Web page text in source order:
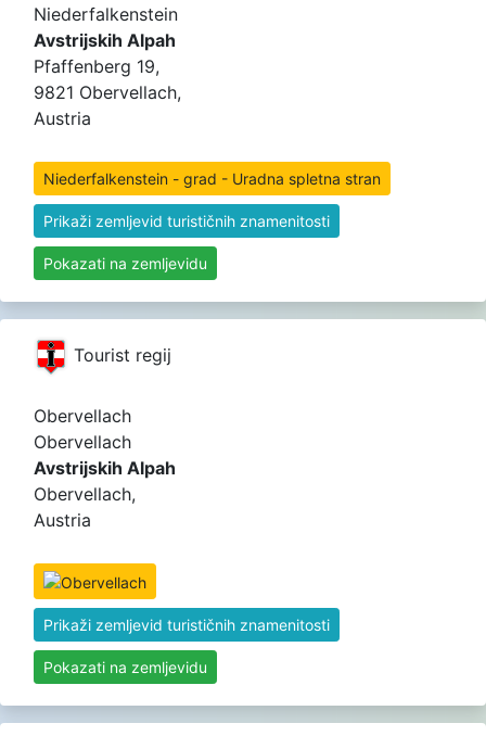
Niederfalkenstein
Avstrijskih Alpah
Pfaffenberg 19,
9821 Obervellach,
Austria
Niederfalkenstein - grad - Uradna spletna stran
Prikaži zemljevid turističnih znamenitosti
Pokazati na zemljevidu
Tourist regij
Obervellach
Obervellach
Avstrijskih Alpah
Obervellach,
Austria
Prikaži zemljevid turističnih znamenitosti
Pokazati na zemljevidu